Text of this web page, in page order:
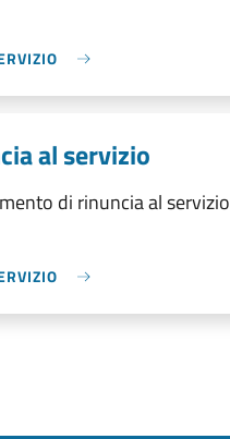
al servizio
di rinuncia al servizio